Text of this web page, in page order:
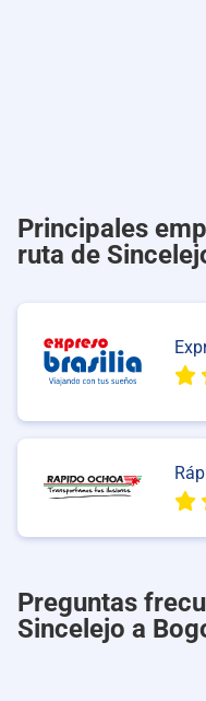
Principales
ruta de
Preguntas
Sincelejo a